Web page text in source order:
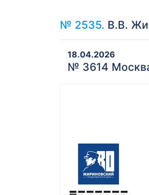
№ 2535. В.В.
18.04.2026
№ 3614